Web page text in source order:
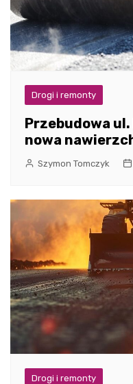
Drogi i remonty
Przebudowa
nowa
Szymon Tomczyk
Drogi i remonty